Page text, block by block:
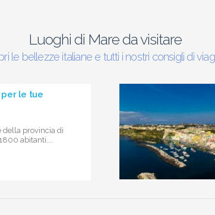
Luoghi di Mare da visitare
le bellezze italiane e tutti i nostri consigli di
le tue
della provincia di
abitanti....